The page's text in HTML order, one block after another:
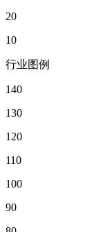
20
10
行业图例
140
130
120
110
100
90